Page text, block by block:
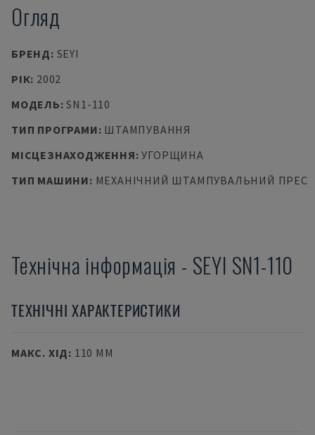
Огляд
БРЕНД: SEYI
РІК: 2002
МОДЕЛЬ:SN1-110
ТИП ПРОГРАМИ: ШТАМПУВАННЯ
МІСЦЕЗНАХОДЖЕННЯ:УГОРЩИНА
ТИП МАШИНИ: МЕХАНІЧНИЙ ШТАМПУВАЛЬНИЙ ПРЕС
Технічна інформація - SEYI SN1-110
ТЕХНІЧНІ ХАРАКТЕРИСТИКИ
МАКС. ХІД: 110 MM